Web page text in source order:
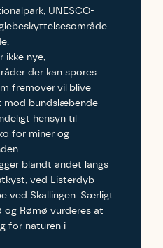
UNESCO-
ikke nye,
der kan spores
fremover vil blive
mod bundslæbende
hensyn til
for miner og
blandt andet langs
ved Listerdyb
ved Skallingen. Særligt
Rømø vurderes at
for naturen i